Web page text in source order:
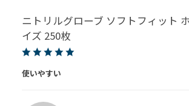
ニトリルグローブ ソフトフィット
イズ 250枚
使いやすい